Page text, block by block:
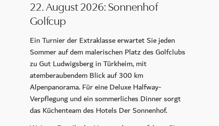
22. August 2026: Sonnenhof
Golfcup
Ein Turnier der Extraklasse erwartet Sie jeden
Sommer auf dem malerischen Platz des Golfclubs
zu Gut Ludwigsberg in Türkheim, mit
atemberaubendem Blick auf 300 km
Alpenpanorama. Für eine Deluxe Halfway-
Verpflegung und ein sommerliches Dinner sorgt
das Küchenteam des Hotels Der Sonnenhof.